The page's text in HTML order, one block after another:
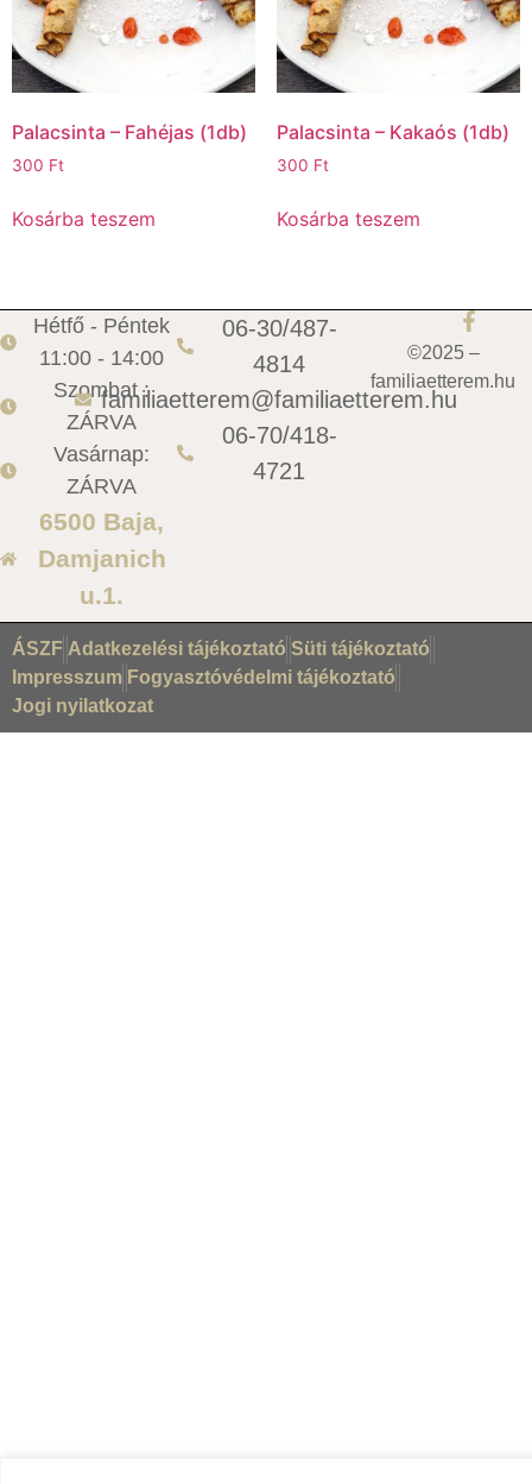
Palacsinta – Fahéjas (1db)
300 Ft
Kosárba teszem
Palacsinta – Kakaós (1db)
300 Ft
Kosárba teszem
Hétfő - Péntek
11:00 - 14:00
Szombat :
ZÁRVA
Vasárnap:
ZÁRVA
6500 Baja,
Damjanich
u.1.
06-30/487-
4814
familiaetterem@familiaetterem.hu
06-70/418-
4721
©2025 –
familiaetterem.hu
ÁSZF Adatkezelési tájékoztató Süti tájékoztató
Impresszum Fogyasztóvédelmi tájékoztató
Jogi nyilatkozat